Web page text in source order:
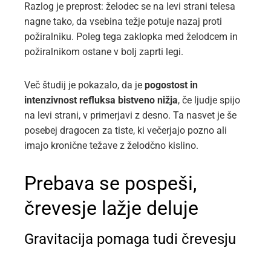
Razlog je preprost: želodec se na levi strani telesa
nagne tako, da vsebina težje potuje nazaj proti
požiralniku. Poleg tega zaklopka med želodcem in
požiralnikom ostane v bolj zaprti legi.
Več študij je pokazalo, da je pogostost in
intenzivnost refluksa bistveno nižja, če ljudje spijo
na levi strani, v primerjavi z desno. Ta nasvet je še
posebej dragocen za tiste, ki večerjajo pozno ali
imajo kronične težave z želodčno kislino.
Prebava se pospeši,
črevesje lažje deluje
Gravitacija pomaga tudi črevesju